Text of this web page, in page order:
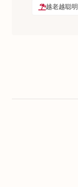
越老越聪明